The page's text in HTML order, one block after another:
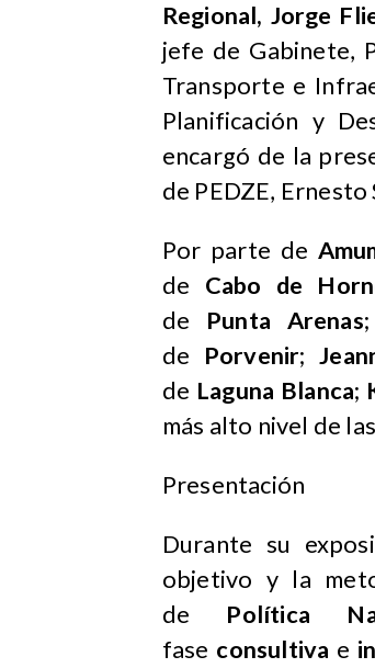
Regional, Jorge
jefe de Gabinete,
Transporte e
Planificación y
encargó de la
de PEDZE, Ernesto
Por parte de
de Cabo de
de Punta Arenas;
de Porvenir;
de Laguna Blanca;
más alto nivel de
Presentación
Durante su
objetivo y la
de Política
fase consultiva e